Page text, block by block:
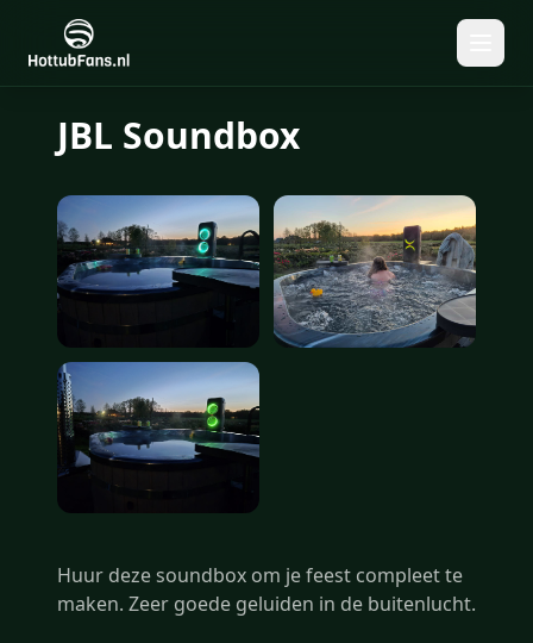
JBL Soundbox
Huur deze soundbox om je feest compleet te
maken. Zeer goede geluiden in de buitenlucht.